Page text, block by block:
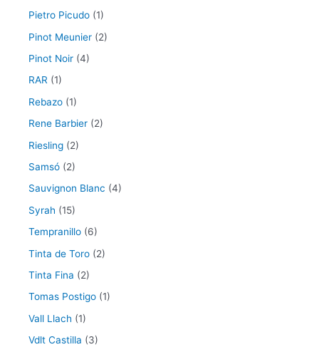
Pietro Picudo (1)
Pinot Meunier (2)
Pinot Noir (4)
RAR (1)
Rebazo (1)
Rene Barbier (2)
Riesling (2)
Samsó (2)
Sauvignon Blanc (4)
Syrah (15)
Tempranillo (6)
Tinta de Toro (2)
Tinta Fina (2)
Tomas Postigo (1)
Vall Llach (1)
Vdlt Castilla (3)